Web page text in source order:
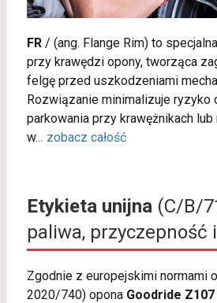
FR/ (ang. Flange Rim) to
przy krawędzi opony, tworząca
felgę przed uszkodzeniami
Rozwiązanie minimalizuje ryzyko
parkowania przy krawężnikach
w... zobacz całość
Etykieta unijna(C/B/
paliwa, przyczepność
Zgodnie z europejskimi normami
2020/740) opona Goodride Z107